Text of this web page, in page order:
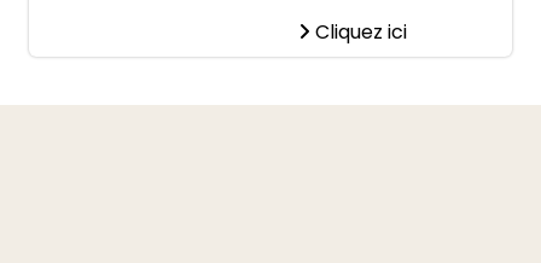
Cliquez ici